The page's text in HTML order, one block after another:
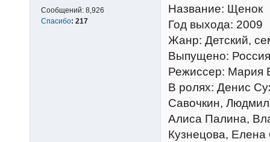
Сообщений: 8,926
Спасибо: 217
Название: Щенок
Год выхода: 2009
Жанр: Детский,
Выпущено:
Режиссер: Мария
В ролях: Денис
Савочкин,
Алиса Палина,
Кузнецова,